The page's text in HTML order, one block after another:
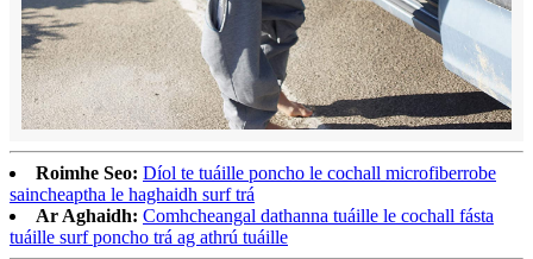
Roimhe Seo: Díol te tuáille poncho le cochall microfiberrobe
saincheaptha le haghaidh surf trá
Ar Aghaidh: Comhcheangal dathanna tuáille le cochall fásta
tuáille surf poncho trá ag athrú tuáille